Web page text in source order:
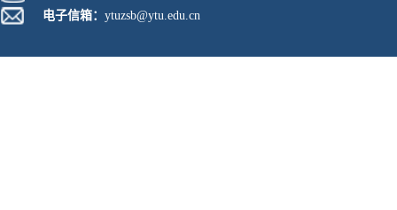
电子信箱： ytuzsb@ytu.edu.cn